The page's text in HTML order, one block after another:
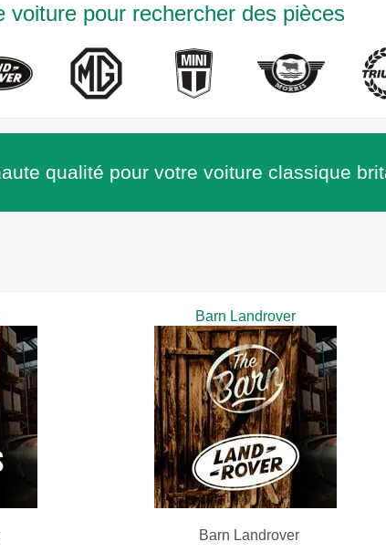
voiture pour rechercher des pièces
qualité pour votre voiture classique
Barn Landrover
Barn Landrover